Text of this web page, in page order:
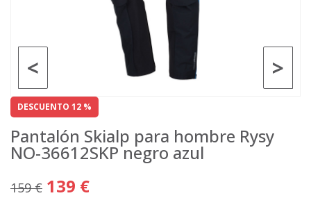
>
<
DESCUENTO 12 %
Pantalón Skialp para hombre Rysy
NO-36612SKP negro azul
159 € 139 €